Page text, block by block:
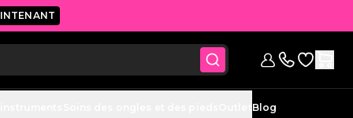
Accéder
Blog